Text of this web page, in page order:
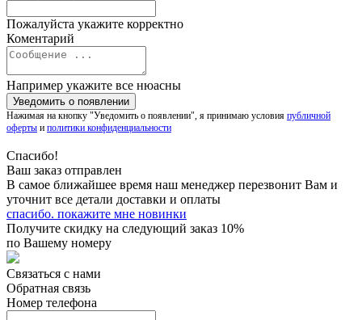
Пожалуйста укажите корректно
Коментарий
Например укажите все нюасны
Нажимая на кнопку "Уведомить о появлении", я принимаю условия публичной
оферты и политики конфиденциальности
Спасибо!
Ваш заказ отправлен
В самое ближайшее время наш менеджер перезвонит Вам и
уточнит все детали доставки и оплаты
спасибо. покажите мне новинки
Получите скидку на следующий заказ 10%
по Вашему номеру
Связаться с нами
Обратная связь
Номер телефона